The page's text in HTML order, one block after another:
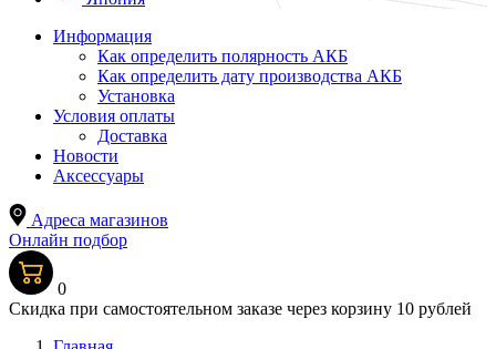
Информация
Как определить полярность АКБ
Как определить дату производства АКБ
Установка
Условия оплаты
Доставка
Новости
Аксессуары
Адреса магазинов
Онлайн подбор
0
Скидка при самостоятельном заказе через корзину 10 рублей